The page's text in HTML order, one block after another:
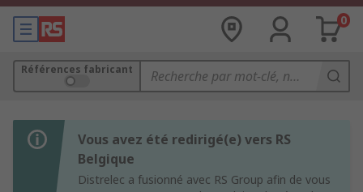
0
Références fabricant
Vous avez été redirigé(e) vers RS
Belgique
Distrelec a fusionné avec RS Group afin de vous